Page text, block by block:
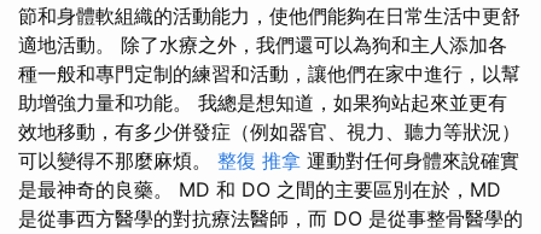
節和身體軟組織的活動能力，使他們能夠在日常生活中更舒
適地活動。 除了水療之外，我們還可以為狗和主人添加各
種一般和專門定制的練習和活動，讓他們在家中進行，以幫
助增強力量和功能。 我總是想知道，如果狗站起來並更有
效地移動，有多少併發症（例如器官、視力、聽力等狀況）
可以變得不那麼麻煩。 整復 推拿 運動對任何身體來說確實
是最神奇的良藥。 MD 和 DO 之間的主要區別在於，MD
是從事西方醫學的對抗療法醫師，而 DO 是從事整骨醫學的